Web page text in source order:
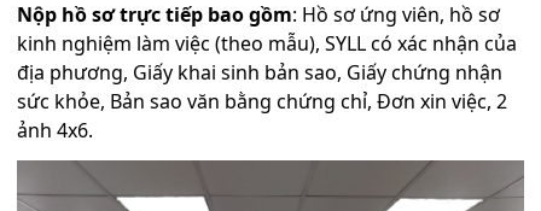
Nộp hồ sơ trực tiếp bao gồm: Hồ sơ ứng viên, hồ sơ
kinh nghiệm làm việc (theo mẫu), SYLL có xác nhận của
địa phương, Giấy khai sinh bản sao, Giấy chứng nhận
sức khỏe, Bản sao văn bằng chứng chỉ, Đơn xin việc, 2
ảnh 4x6.